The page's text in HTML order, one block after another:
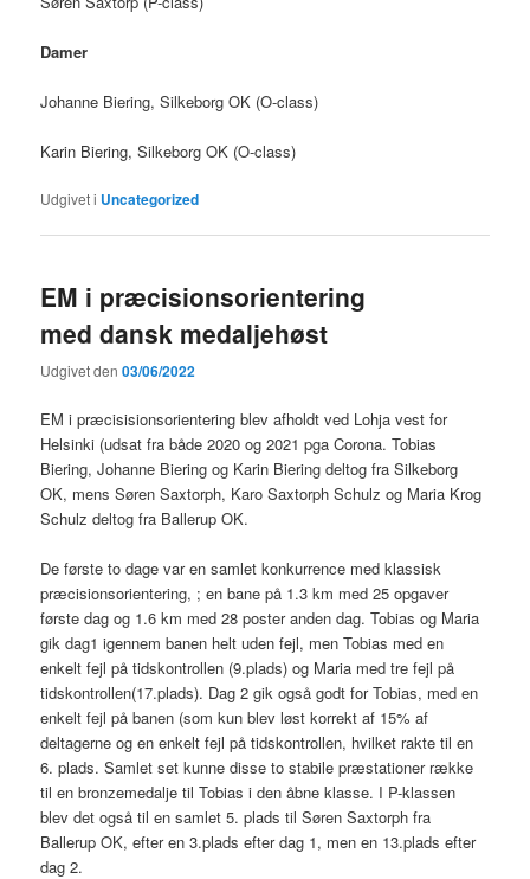
Damer
Johanne Biering, Silkeborg OK (O-class)
Karin Biering, Silkeborg OK (O-class)
Udgivet i Uncategorized
EM i præcisionsorientering
med dansk medaljehøst
Udgivet den03/06/2022
EM i præcisisionsorientering blev afholdt ved Lohja vest for
Helsinki (udsat fra både 2020 og 2021 pga Corona. Tobias
Biering, Johanne Biering og Karin Biering deltog fra Silkeborg
OK, mens Søren Saxtorph, Karo Saxtorph Schulz og Maria Krog
Schulz deltog fra Ballerup OK.
De første to dage var en samlet konkurrence med klassisk
præcisionsorientering, ; en bane på 1.3 km med 25 opgaver
første dag og 1.6 km med 28 poster anden dag. Tobias og Maria
gik dag1 igennem banen helt uden fejl, men Tobias med en
enkelt fejl på tidskontrollen (9.plads) og Maria med tre fejl på
tidskontrollen(17.plads). Dag 2 gik også godt for Tobias, med en
enkelt fejl på banen (som kun blev løst korrekt af 15% af
deltagerne og en enkelt fejl på tidskontrollen, hvilket rakte til en
6. plads. Samlet set kunne disse to stabile præstationer række
til en bronzemedalje til Tobias i den åbne klasse. I P-klassen
blev det også til en samlet 5. plads til Søren Saxtorph fra
Ballerup OK, efter en 3.plads efter dag 1, men en 13.plads efter
dag 2.